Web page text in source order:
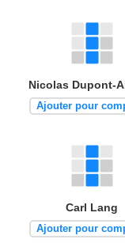
Nicolas Dupont-
Ajouter pour
Carl Lang
Ajouter pour